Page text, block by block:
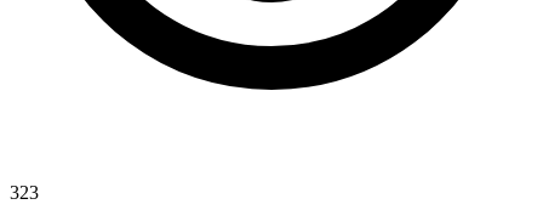
323